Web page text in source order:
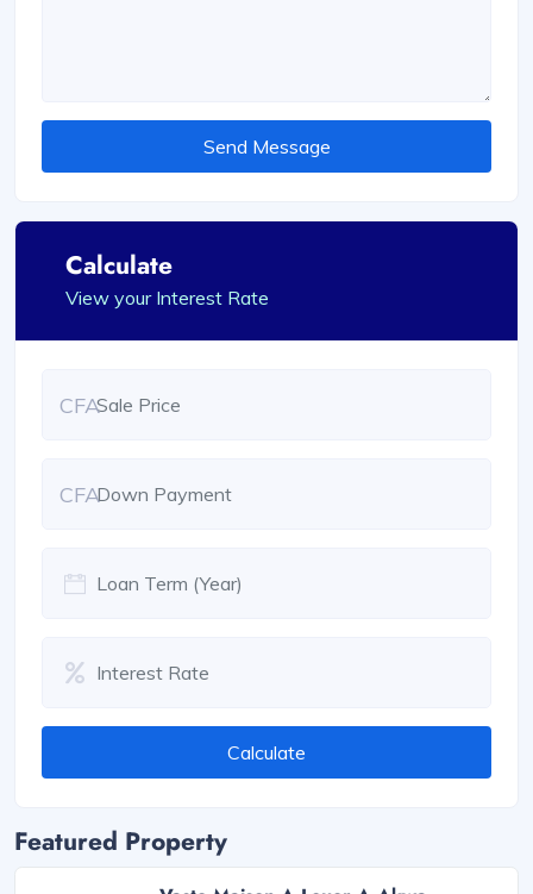
Send Message
Calculate
View your Interest Rate
CFA
CFA
Calculate
Featured Property